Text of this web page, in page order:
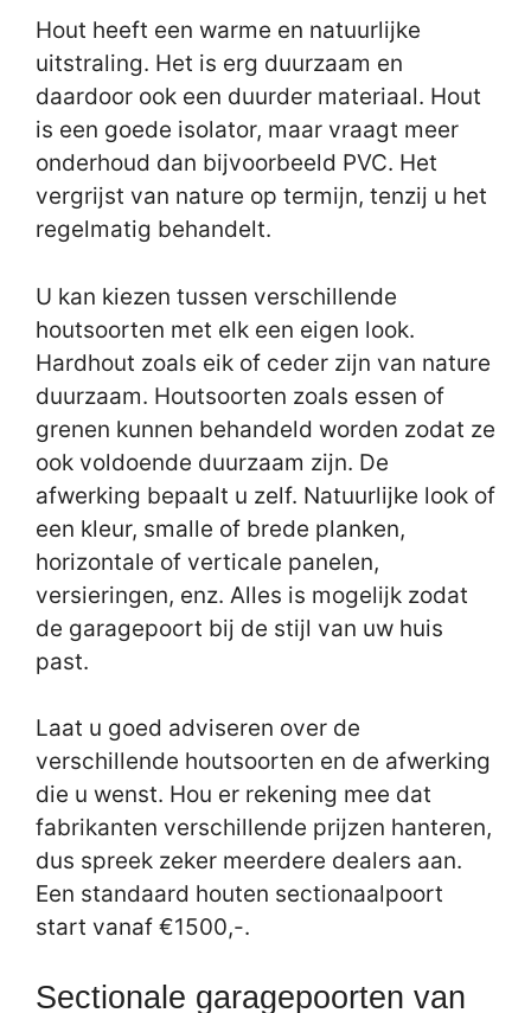
Hout heeft een warme en natuurlijke
uitstraling. Het is erg duurzaam en
daardoor ook een duurder materiaal. Hout
is een goede isolator, maar vraagt meer
onderhoud dan bijvoorbeeld PVC. Het
vergrijst van nature op termijn, tenzij u het
regelmatig behandelt.
U kan kiezen tussen verschillende
houtsoorten met elk een eigen look.
Hardhout zoals eik of ceder zijn van nature
duurzaam. Houtsoorten zoals essen of
grenen kunnen behandeld worden zodat ze
ook voldoende duurzaam zijn. De
afwerking bepaalt u zelf. Natuurlijke look of
een kleur, smalle of brede planken,
horizontale of verticale panelen,
versieringen, enz. Alles is mogelijk zodat
de garagepoort bij de stijl van uw huis
past.
Laat u goed adviseren over de
verschillende houtsoorten en de afwerking
die u wenst. Hou er rekening mee dat
fabrikanten verschillende prijzen hanteren,
dus spreek zeker meerdere dealers aan.
Een standaard houten sectionaalpoort
start vanaf €1500,-.
Sectionale garagepoorten van